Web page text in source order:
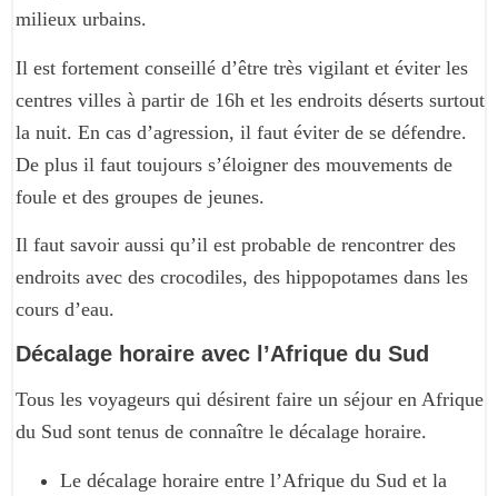
milieux urbains.
Il est fortement conseillé d’être très vigilant et éviter les
centres villes à partir de 16h et les endroits déserts surtout
la nuit. En cas d’agression, il faut éviter de se défendre.
De plus il faut toujours s’éloigner des mouvements de
foule et des groupes de jeunes.
Il faut savoir aussi qu’il est probable de rencontrer des
endroits avec des crocodiles, des hippopotames dans les
cours d’eau.
Décalage horaire avec l’Afrique du Sud
Tous les voyageurs qui désirent faire un séjour en Afrique
du Sud sont tenus de connaître le décalage horaire.
Le décalage horaire entre l’Afrique du Sud et la